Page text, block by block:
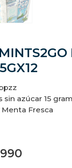
sin azúcar 15
Fresca